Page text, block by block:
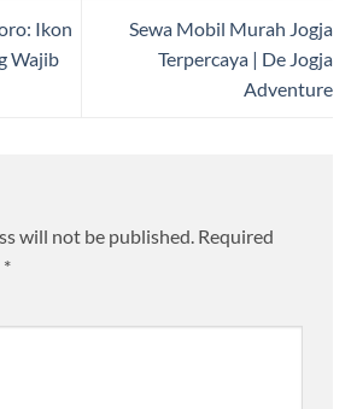
Ikon
Wajib
Sewa Mobil Murah Jogja
Terpercaya | De Jogja
Adventure
will not be published. Required
*